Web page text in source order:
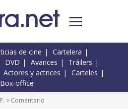
de cine
Cartelera
DVD Avances
Tráilers
Actores y actrices
Carteles
Box-office
> Comentario